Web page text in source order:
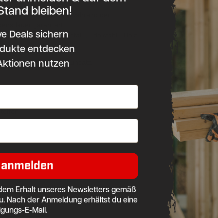
arbeiten, während der
Anwendungen im Metall-, Edelstahl-, Holz-
für den täglichen Einsatz.
bleiben!
Deals sichern
entdecken
nutzen
Erhalt unseres Newsletters gemäß
Nach der Anmeldung erhältst du eine
E-Mail.